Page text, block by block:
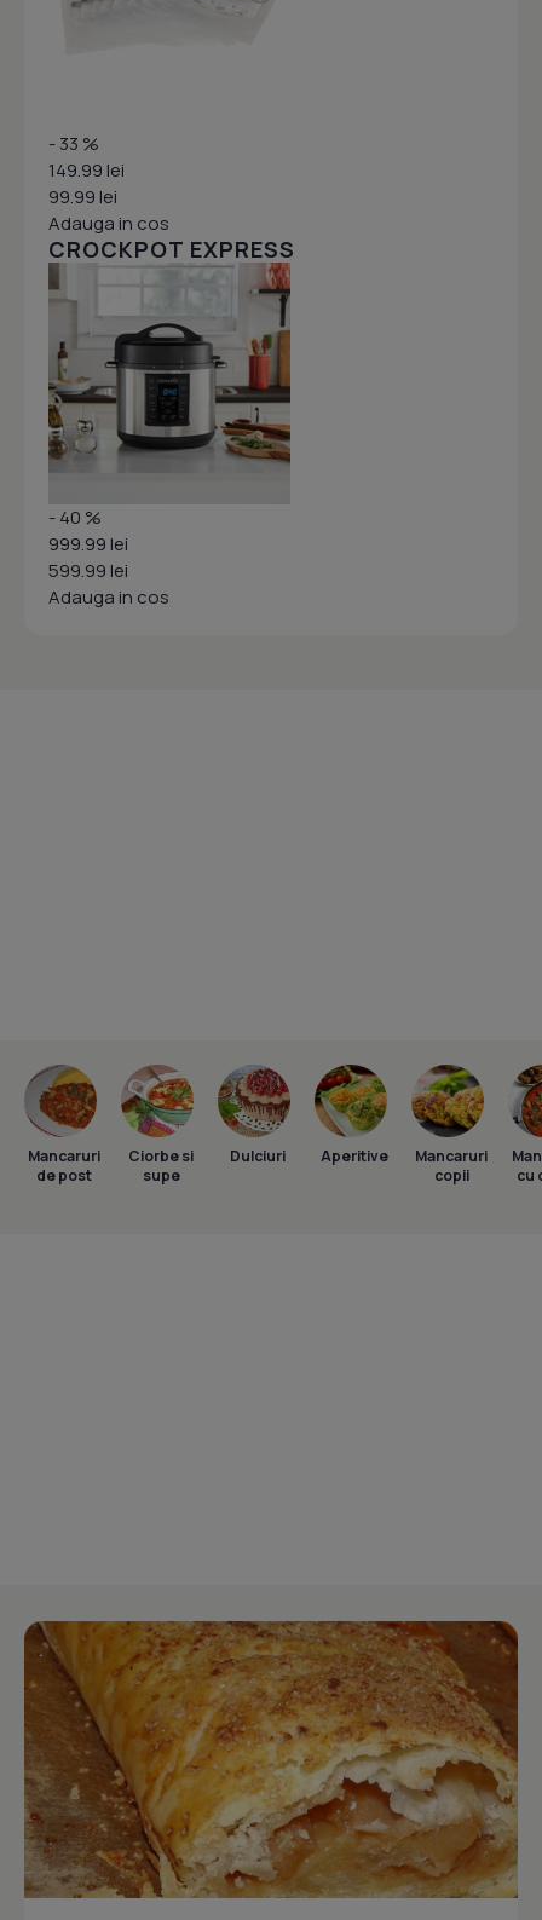
- 33 %
149.99 lei
99.99 lei
Adauga in cos
CROCKPOT EXPRESS
- 40 %
999.99 lei
599.99 lei
Adauga in cos
Mancaruri
de post
Ciorbe si
supe
Dulciuri Aperitive
Mancaruri
copii
cu